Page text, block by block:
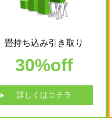
畳持ち込み引き取り
30%off
next 詳しくはコチラ